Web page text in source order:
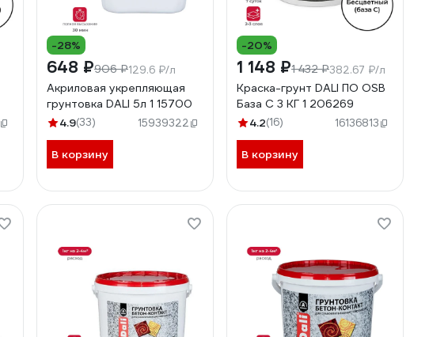
-28%
648 ₽906 ₽129.6 ₽/л
Акриловая укрепляющая
грунтовка DALI 5л 1 15700
4.9(33) 15939322
В корзину
-20%
1 148 ₽1 432 ₽382.67 ₽/л
Краска-грунт DALI ПО OSB
База С 3 КГ 1 206269
4.2(16) 16136813
В корзину